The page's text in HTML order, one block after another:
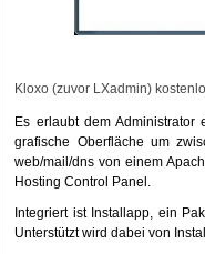
Kloxo (zuvor LXadmin)
Es erlaubt dem
grafische Oberfläche um
web/mail/dns von einem
Hosting Control Panel.
Integriert ist Installapp, ein
Unterstützt wird dabei von